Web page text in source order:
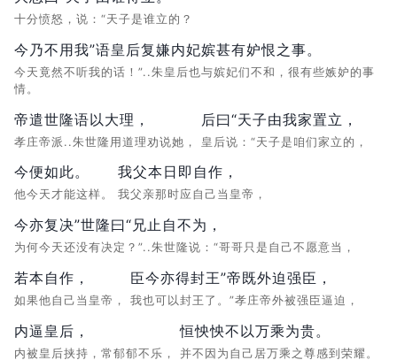
十分愤怒，说：“天子是谁立的？
今乃不用我”语皇后复嫌内妃嫔甚有妒恨之事。
今天竟然不听我的话！”..朱皇后也与嫔妃们不和，很有些嫉妒的事
情。
帝遣世隆语以大理，
孝庄帝派..朱世隆用道理劝说她，
后曰“天子由我家置立，
皇后说：“天子是咱们家立的，
今便如此。
他今天才能这样。
我父本日即自作，
我父亲那时应自己当皇帝，
今亦复决”世隆曰“兄止自不为，
为何今天还没有决定？”..朱世隆说：“哥哥只是自己不愿意当，
若本自作，
如果他自己当皇帝，
臣今亦得封王”帝既外迫强臣，
我也可以封王了。”孝庄帝外被强臣逼迫，
内逼皇后，
内被皇后挟持，常郁郁不乐，
恒怏怏不以万乘为贵。
并不因为自己居万乘之尊感到荣耀。